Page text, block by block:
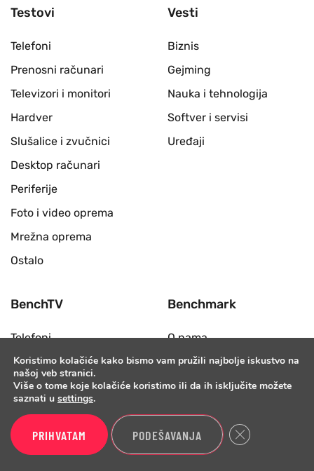
Testovi
Telefoni
Prenosni računari
Televizori i monitori
Hardver
Slušalice i zvučnici
Desktop računari
Periferije
Foto i video oprema
Mrežna oprema
Ostalo
Vesti
Biznis
Gejming
Nauka i tehnologija
Softver i servisi
Uređaji
BenchTV
Telefoni
Prenosni računari
Televizori i monitori
Pametni satovi
Hardver
Benchmark
O nama
Poslovni kontakt
Uslovi korišćenja
Koristimo kolačiće kako bismo vam pružili najbolje iskustvo na
našoj veb stranici.
Više o tome koje kolačiće koristimo ili da ih isključite možete
saznati u settings.
PRIHVATAM PODEŠAVANJA Close GDPR